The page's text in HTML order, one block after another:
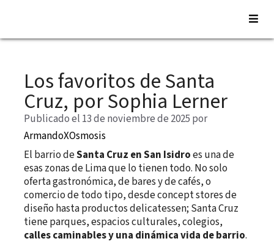
Saltar
contenidoLos favoritos de Santa
Cruz, por Sophia Lerner
Publicado el 13 de noviembre de 2025 por
ArmandoXOsmosis
El barrio deSanta Cruz en San Isidroes una de
esas zonas de Lima que lo tienen todo. No solo
oferta gastronómica, de bares y de cafés, o
comercio de todo tipo, desde concept stores de
diseño hasta productos delicatessen; Santa Cruz
tiene parques, espacios culturales, colegios,
calles caminables y una dinámica vida de barrio.